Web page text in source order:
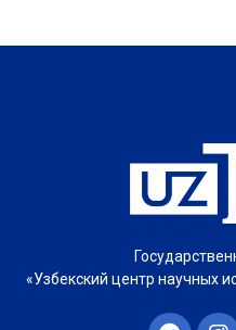
«Узбекский центр научных